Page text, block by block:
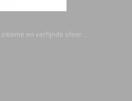
en verfijnde sfeer…